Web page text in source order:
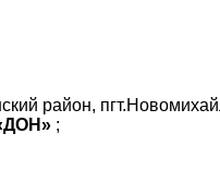
район,
;